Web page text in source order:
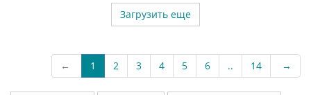
Загрузить еще
← 1 2 3 4 5 6 .. 14 →